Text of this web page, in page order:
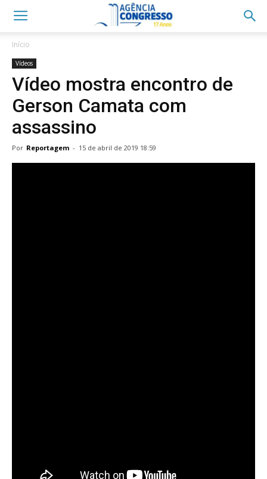
Início
Vídeos
Vídeo mostra encontro de
Gerson Camata com
assassino
Por Reportagem - 15 de abril de 2019 18:59